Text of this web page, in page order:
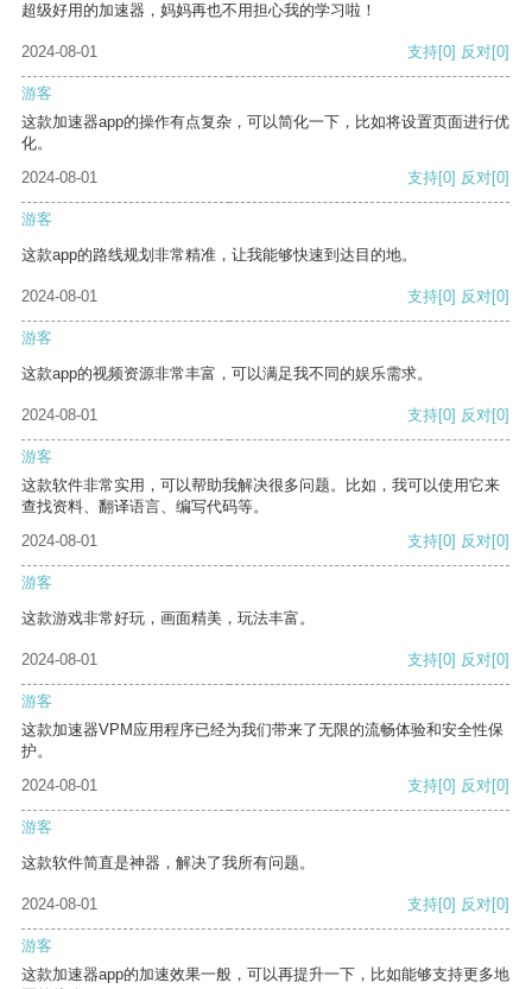
超级好用的加速器，妈妈再也不用担心我的学习啦！
2024-08-01 支持[0] 反对[0]
游客
这款加速器app的操作有点复杂，可以简化一下，比如将设置页面进行优
化。
2024-08-01
支持[0] 反对[0]
游客
这款app的路线规划非常精准，让我能够快速到达目的地。
2024-08-01 支持[0] 反对[0]
游客
这款app的视频资源非常丰富，可以满足我不同的娱乐需求。
2024-08-01 支持[0] 反对[0]
游客
这款软件非常实用，可以帮助我解决很多问题。比如，我可以使用它来
查找资料、翻译语言、编写代码等。
2024-08-01
支持[0] 反对[0]
游客
这款游戏非常好玩，画面精美，玩法丰富。
2024-08-01 支持[0] 反对[0]
游客
这款加速器VPM应用程序已经为我们带来了无限的流畅体验和安全性保
护。
2024-08-01
支持[0] 反对[0]
游客
这款软件简直是神器，解决了我所有问题。
2024-08-01 支持[0] 反对[0]
游客
这款加速器app的加速效果一般，可以再提升一下，比如能够支持更多地